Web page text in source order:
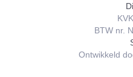
BTW nr.
Ontwikkeld